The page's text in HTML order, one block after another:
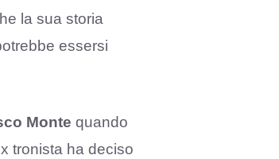
la sua storia
essersi
Monte quando
tronista ha deciso